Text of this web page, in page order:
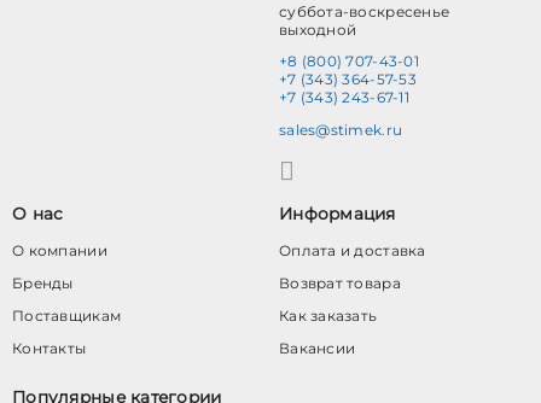
суббота-воскресенье
выходной
+8 (800) 707-43-01
+7 (343) 364-57-53
+7 (343) 243-67-11
sales@stimek.ru
О нас
О компании
Бренды
Поставщикам
Контакты
Информация
Оплата и доставка
Возврат товара
Как заказать
Вакансии
Популярные категории